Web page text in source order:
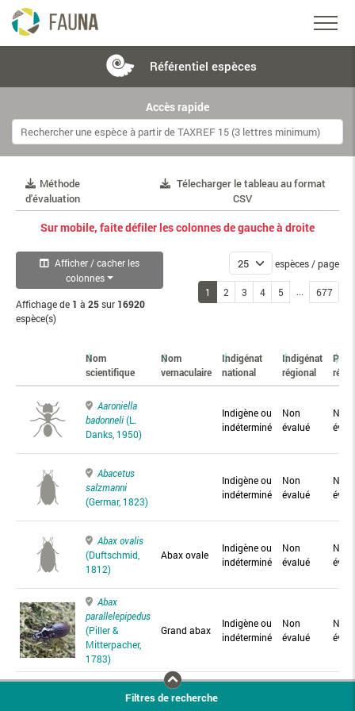
Référentiel espèces
Accès rapide
Méthode
d'évaluation
Télecharger le tableau au format
CSV
Sur mobile, faite défiler les colonnes de gauche à droite
Afficher / cacher les
colonnes
Affichage de 1 à 25sur 16920
espèce(s)
espèces / page
1 2 3 4 5 ... 677
Nom
scientifique
Nom
vernaculaire
Indigénat
national
Indigénat
régional
Aaroniella
badonneli(L.
Danks, 1950)
Indigène ou
indéterminé
Non
évalué
Non
Abacetus
salzmanni
(Germar, 1823)
Indigène ou
indéterminé
Non
évalué
Non
Abax ovalis
(Duftschmid,
1812)
Abax ovale
Indigène ou
indéterminé
Non
évalué
Non
Abax
parallelepipedus
(Piller &
Mitterpacher,
1783)
Grand abax
Indigène ou
indéterminé
Non
évalué
Non
Abax
Abax
Filtres de recherche